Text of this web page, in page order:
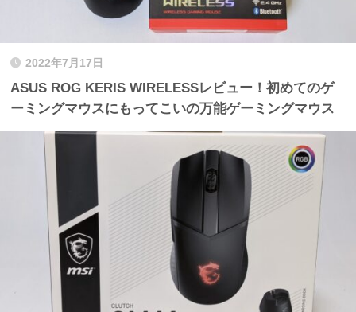
2022年7月17日
ASUS ROG KERIS WIRELESSレビュー！初めてのゲ
ーミングマウスにもってこいの万能ゲーミングマウス